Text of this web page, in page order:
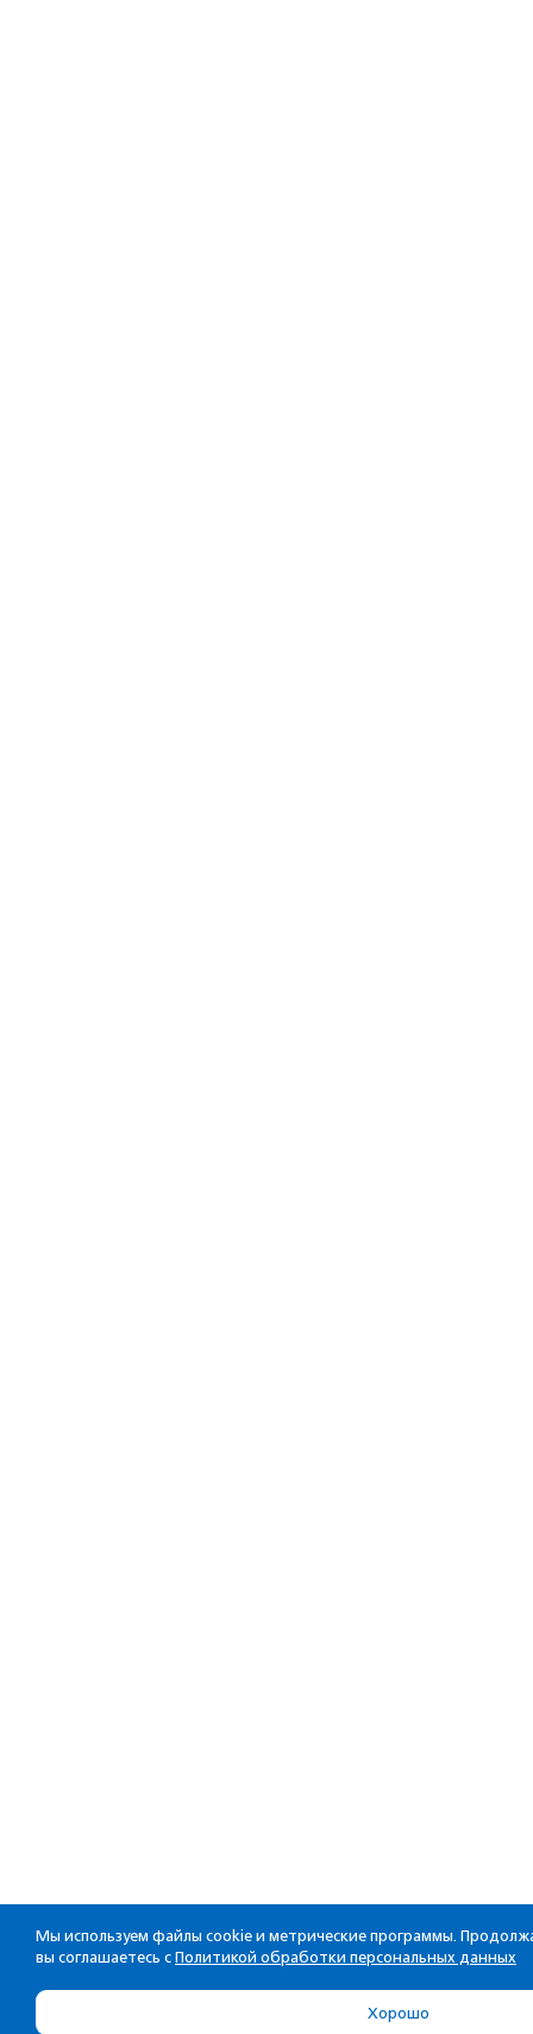
Мы используем файлы cookie и метрические программы.
вы соглашаетесь с Политикой обработки персональных данных
Хорошо